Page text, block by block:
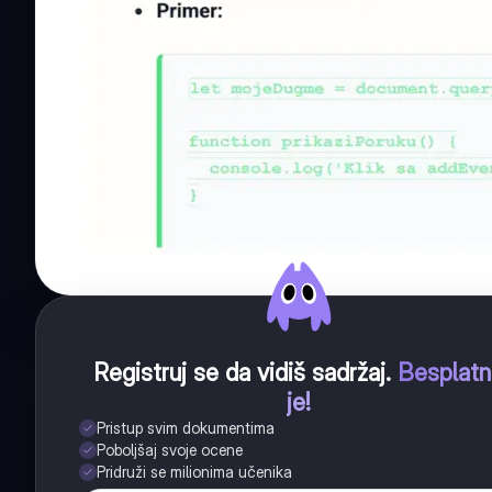
Registruj se da vidiš sadržaj.
je!
Pristup svim dokumentima
Poboljšaj svoje ocene
Pridruži se milionima učenika